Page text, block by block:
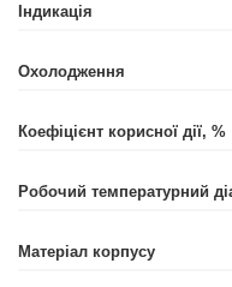
Індикація
Охолодження
Коефіцієнт корисної дії, %
Робочий температурний
Матеріал корпусу